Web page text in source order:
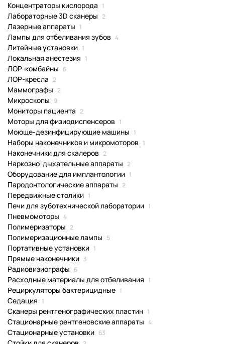
Концентраторы кислорода 1
Лабораторные 3D сканеры 2
Лазерные аппараты 1
Лампы для отбеливания зубов 4
Литейные установки 1
Локальная анестезия 1
ЛОР-комбайны 6
ЛОР-кресла 2
Маммографы 2
Микроскопы 9
Мониторы пациента 2
Моторы для физиодиспенсеров 1
Моюще-дезинфицирующие машины 1
Наборы наконечников и микромоторов 1
Наконечники для скалеров 2
Наркозно-дыхательные аппараты 2
Оборудование для имплантологии 1
Пародонтологические аппараты 2
Передвижные столики 1
Печи для зуботехнической лаборатории 1
Пневмомоторы 4
Полимеризаторы 2
Полимеризационные лампы 5
Портативные установки 1
Прямые наконечники 3
Радиовизиографы 6
Расходные материалы для отбеливания 1
Рециркуляторы бактерицидные 1
Седация 1
Сканеры рентгенографических пластин 1
Стационарные рентгеновские аппараты 4
Стационарные установки 63